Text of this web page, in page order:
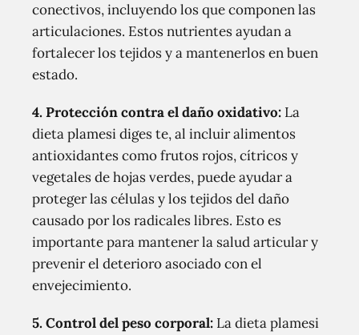
conectivos, incluyendo los que componen las
articulaciones. Estos nutrientes ayudan a
fortalecer los tejidos y a mantenerlos en buen
estado.
4. Protección contra el daño oxidativo: La
dieta plamesi diges te, al incluir alimentos
antioxidantes como frutos rojos, cítricos y
vegetales de hojas verdes, puede ayudar a
proteger las células y los tejidos del daño
causado por los radicales libres. Esto es
importante para mantener la salud articular y
prevenir el deterioro asociado con el
envejecimiento.
5. Control del peso corporal: La dieta plamesi